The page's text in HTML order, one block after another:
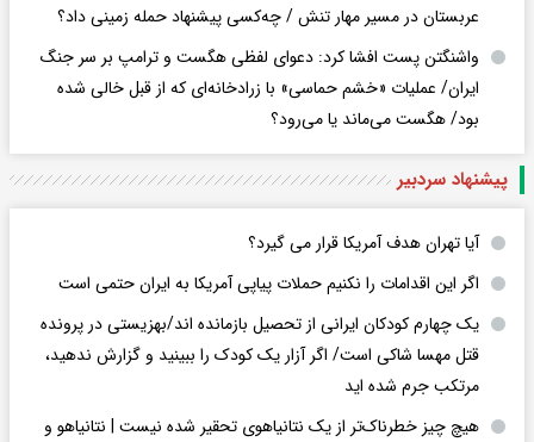
عربستان در مسیر مهار تنش / چه‌کسی پیشنهاد حمله زمینی داد؟
واشنگتن پست افشا کرد: دعوای لفظی هگست و ترامپ بر سر جنگ
ایران/ عملیات «خشم حماسی» با زرادخانه‌ای که از قبل خالی شده
بود/ هگست می‌ماند یا می‌رود؟
پیشنهاد سردبیر
آیا تهران هدف آمریکا قرار می گیرد؟
اگر این اقدامات را نکنیم حملات پیاپی آمریکا به ایران حتمی است
یک چهارم کودکان ایرانی از تحصیل بازمانده اند/بهزیستی در پرونده
قتل مهسا شاکی است/ اگر آزار یک کودک را ببینید و گزارش ندهید،
مرتکب جرم شده اید
هیچ چیز خطرناک‌تر از یک نتانیاهوی تحقیر شده نیست | نتانیاهو و